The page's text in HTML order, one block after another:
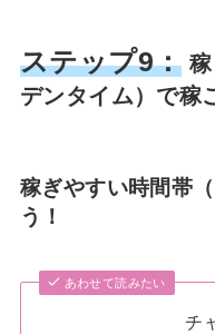
ステップ9：
デンタイム）で稼
稼ぎやすい時間帯
う！
あわせて読みたい
チ